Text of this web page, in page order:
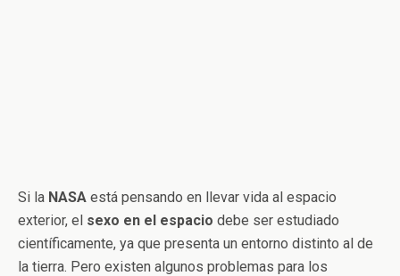
Si la NASA está pensando en llevar vida al espacio
exterior, el sexo en el espacio debe ser estudiado
científicamente, ya que presenta un entorno distinto al de
la tierra. Pero existen algunos problemas para los